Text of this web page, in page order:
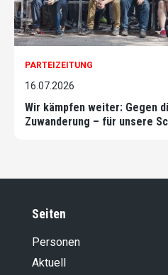
PARTEIZEITUNG
16.07.2026
Wir kämpfen weiter: Gegen
Zuwanderung – für unsere
Seiten
Personen
Aktuell